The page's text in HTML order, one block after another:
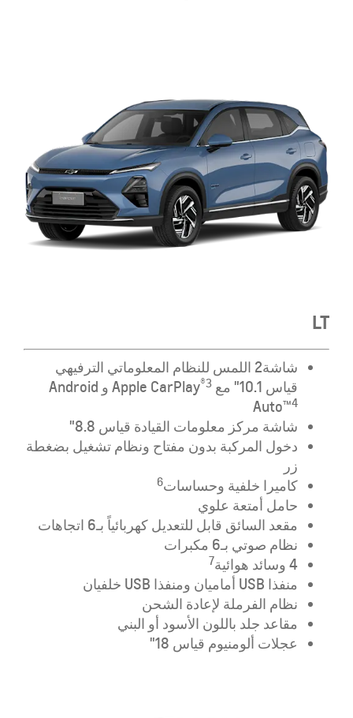
LT
شاشة2 اللمس للنظام المعلوماتي الترفيهي
قياس 10.1" مع Apple CarPlay
®️3
و Android
Auto™️4
شاشة مركز معلومات القيادة قياس 8.8"
دخول المركبة بدون مفتاح ونظام تشغيل بضغطة
زر
كاميرا خلفية وحساسات6
حامل أمتعة علوي
مقعد السائق قابل للتعديل كهربائياً بـ6 اتجاهات
نظام صوتي بـ6 مكبرات
4 وسائد هوائية
7
منفذا USB أماميان ومنفذا USB خلفيان
نظام الفرملة لإعادة الشحن
مقاعد جلد باللون الأسود أو البني
عجلات ألومنيوم قياس 18"​